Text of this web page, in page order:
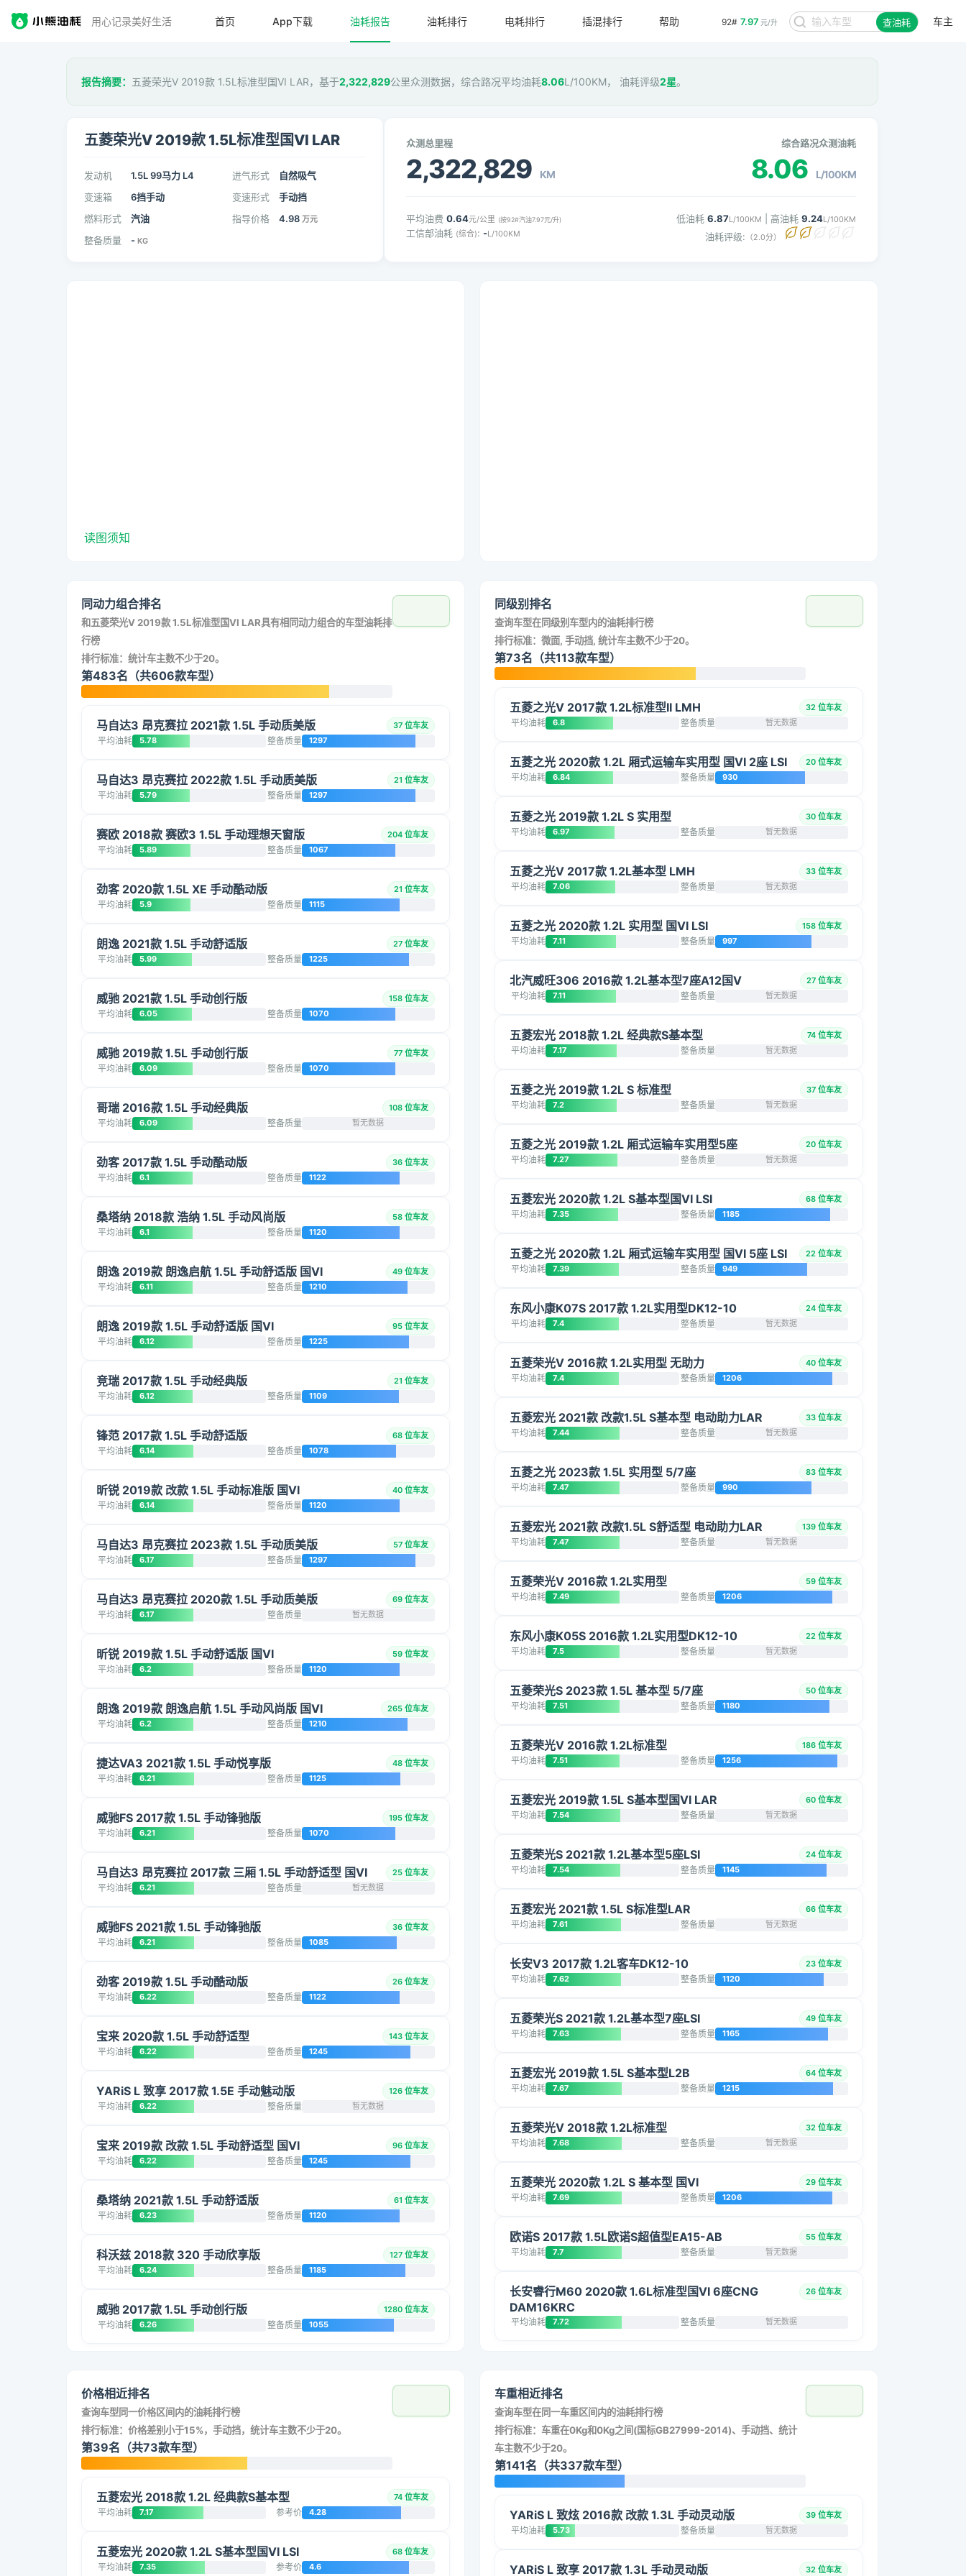
用心记录美好生活 92# 7.97 元/升 查油耗 车主
首页 App下载 油耗报告 油耗排行 电耗排行 插混排行 帮助
报告摘要： 五菱荣光V 2019款 1.5L标准型国VI LAR，基于2,322,829公里众测数据，综合路况平均油耗8.06L/100KM， 油耗评级2星。
五菱荣光V 2019款 1.5L标准型国VI LAR
发动机 1.5L 99马力 L4 进气形式
自然吸气
变速箱
6挡手动 变速形式
手动挡
燃料形式
汽油 指导价格 4.98 万元
整备质量 - KG
众测总里程
2,322,829 KM
综合路况众测油耗
8.06 L/100KM
平均油费 0.64元/公里 (按92#汽油7.97元/升)
工信部油耗 (综合): -L/100KM
低油耗 6.87L/100KM | 高油耗 9.24L/100KM
油耗评级: （2.0分）
读图须知
同动力组合排名
和五菱荣光V 2019款 1.5L标准型国VI LAR具有相同动力组合的车型油耗排
行榜
排行标准：统计车主数不少于20。
第483名（共606款车型）
马自达3 昂克赛拉 2021款 1.5L 手动质美版 37 位车友
平均油耗 5.78 整备质量 1297
马自达3 昂克赛拉 2022款 1.5L 手动质美版 21 位车友
平均油耗 5.79 整备质量 1297
赛欧 2018款 赛欧3 1.5L 手动理想天窗版 204 位车友
平均油耗 5.89 整备质量 1067
劲客 2020款 1.5L XE 手动酷动版 21 位车友
平均油耗 5.9 整备质量 1115
朗逸 2021款 1.5L 手动舒适版 27 位车友
平均油耗 5.99 整备质量 1225
威驰 2021款 1.5L 手动创行版 158 位车友
平均油耗 6.05 整备质量 1070
威驰 2019款 1.5L 手动创行版 77 位车友
平均油耗 6.09 整备质量 1070
哥瑞 2016款 1.5L 手动经典版 108 位车友
平均油耗 6.09 整备质量 暂无数据
劲客 2017款 1.5L 手动酷动版 36 位车友
平均油耗 6.1 整备质量 1122
桑塔纳 2018款 浩纳 1.5L 手动风尚版 58 位车友
平均油耗 6.1 整备质量 1120
朗逸 2019款 朗逸启航 1.5L 手动舒适版 国VI 49 位车友
平均油耗 6.11 整备质量 1210
朗逸 2019款 1.5L 手动舒适版 国VI 95 位车友
平均油耗 6.12 整备质量 1225
竞瑞 2017款 1.5L 手动经典版 21 位车友
平均油耗 6.12 整备质量 1109
锋范 2017款 1.5L 手动舒适版 68 位车友
平均油耗 6.14 整备质量 1078
昕锐 2019款 改款 1.5L 手动标准版 国VI 40 位车友
平均油耗 6.14 整备质量 1120
马自达3 昂克赛拉 2023款 1.5L 手动质美版 57 位车友
平均油耗 6.17 整备质量 1297
马自达3 昂克赛拉 2020款 1.5L 手动质美版 69 位车友
平均油耗 6.17 整备质量 暂无数据
昕锐 2019款 1.5L 手动舒适版 国VI 59 位车友
平均油耗 6.2 整备质量 1120
朗逸 2019款 朗逸启航 1.5L 手动风尚版 国VI 265 位车友
平均油耗 6.2 整备质量 1210
捷达VA3 2021款 1.5L 手动悦享版 48 位车友
平均油耗 6.21 整备质量 1125
威驰FS 2017款 1.5L 手动锋驰版 195 位车友
平均油耗 6.21 整备质量 1070
马自达3 昂克赛拉 2017款 三厢 1.5L 手动舒适型 国VI 25 位车友
平均油耗 6.21 整备质量 暂无数据
威驰FS 2021款 1.5L 手动锋驰版 36 位车友
平均油耗 6.21 整备质量 1085
劲客 2019款 1.5L 手动酷动版 26 位车友
平均油耗 6.22 整备质量 1122
宝来 2020款 1.5L 手动舒适型 143 位车友
平均油耗 6.22 整备质量 1245
YARiS L 致享 2017款 1.5E 手动魅动版 126 位车友
平均油耗 6.22 整备质量 暂无数据
宝来 2019款 改款 1.5L 手动舒适型 国VI 96 位车友
平均油耗 6.22 整备质量 1245
桑塔纳 2021款 1.5L 手动舒适版 61 位车友
平均油耗 6.23 整备质量 1120
科沃兹 2018款 320 手动欣享版 127 位车友
平均油耗 6.24 整备质量 1185
威驰 2017款 1.5L 手动创行版 1280 位车友
平均油耗 6.26 整备质量 1055
同级别排名
查询车型在同级别车型内的油耗排行榜
排行标准：微面, 手动挡, 统计车主数不少于20。
第73名（共113款车型）
五菱之光V 2017款 1.2L标准型II LMH 32 位车友
平均油耗 6.8 整备质量 暂无数据
五菱之光 2020款 1.2L 厢式运输车实用型 国VI 2座 LSI 20 位车友
平均油耗 6.84 整备质量 930
五菱之光 2019款 1.2L S 实用型 30 位车友
平均油耗 6.97 整备质量 暂无数据
五菱之光V 2017款 1.2L基本型 LMH 33 位车友
平均油耗 7.06 整备质量 暂无数据
五菱之光 2020款 1.2L 实用型 国VI LSI 158 位车友
平均油耗 7.11 整备质量 997
北汽威旺306 2016款 1.2L基本型7座A12国V 27 位车友
平均油耗 7.11 整备质量 暂无数据
五菱宏光 2018款 1.2L 经典款S基本型 74 位车友
平均油耗 7.17 整备质量 暂无数据
五菱之光 2019款 1.2L S 标准型 37 位车友
平均油耗 7.2 整备质量 暂无数据
五菱之光 2019款 1.2L 厢式运输车实用型5座 20 位车友
平均油耗 7.27 整备质量 暂无数据
五菱宏光 2020款 1.2L S基本型国VI LSI 68 位车友
平均油耗 7.35 整备质量 1185
五菱之光 2020款 1.2L 厢式运输车实用型 国VI 5座 LSI 22 位车友
平均油耗 7.39 整备质量 949
东风小康K07S 2017款 1.2L实用型DK12-10 24 位车友
平均油耗 7.4 整备质量 暂无数据
五菱荣光V 2016款 1.2L实用型 无助力 40 位车友
平均油耗 7.4 整备质量 1206
五菱宏光 2021款 改款1.5L S基本型 电动助力LAR 33 位车友
平均油耗 7.44 整备质量 暂无数据
五菱之光 2023款 1.5L 实用型 5/7座 83 位车友
平均油耗 7.47 整备质量 990
五菱宏光 2021款 改款1.5L S舒适型 电动助力LAR 139 位车友
平均油耗 7.47 整备质量 暂无数据
五菱荣光V 2016款 1.2L实用型 59 位车友
平均油耗 7.49 整备质量 1206
东风小康K05S 2016款 1.2L实用型DK12-10 22 位车友
平均油耗 7.5 整备质量 暂无数据
五菱荣光S 2023款 1.5L 基本型 5/7座 50 位车友
平均油耗 7.51 整备质量 1180
五菱荣光V 2016款 1.2L标准型 186 位车友
平均油耗 7.51 整备质量 1256
五菱宏光 2019款 1.5L S基本型国VI LAR 60 位车友
平均油耗 7.54 整备质量 暂无数据
五菱荣光S 2021款 1.2L基本型5座LSI 24 位车友
平均油耗 7.54 整备质量 1145
五菱宏光 2021款 1.5L S标准型LAR 66 位车友
平均油耗 7.61 整备质量 暂无数据
长安V3 2017款 1.2L客车DK12-10 23 位车友
平均油耗 7.62 整备质量 1120
五菱荣光S 2021款 1.2L基本型7座LSI 49 位车友
平均油耗 7.63 整备质量 1165
五菱宏光 2019款 1.5L S基本型L2B 64 位车友
平均油耗 7.67 整备质量 1215
五菱荣光V 2018款 1.2L标准型 32 位车友
平均油耗 7.68 整备质量 暂无数据
五菱荣光 2020款 1.2L S 基本型 国VI 29 位车友
平均油耗 7.69 整备质量 1206
欧诺S 2017款 1.5L欧诺S超值型EA15-AB 55 位车友
平均油耗 7.7 整备质量 暂无数据
长安睿行M60 2020款 1.6L标准型国VI 6座CNG
DAM16KRC
26 位车友
平均油耗 7.72 整备质量 暂无数据
价格相近排名
查询车型同一价格区间内的油耗排行榜
排行标准：价格差别小于15%，手动挡，统计车主数不少于20。
第39名（共73款车型）
五菱宏光 2018款 1.2L 经典款S基本型 74 位车友
平均油耗 7.17 参考价 4.28
五菱宏光 2020款 1.2L S基本型国VI LSI 68 位车友
平均油耗 7.35 参考价 4.6
车重相近排名
查询车型在同一车重区间内的油耗排行榜
排行标准：车重在0Kg和0Kg之间(国标GB27999-2014)、手动挡、统计
车主数不少于20。
第141名（共337款车型）
YARiS L 致炫 2016款 改款 1.3L 手动灵动版 39 位车友
平均油耗 5.73 整备质量 暂无数据
YARiS L 致享 2017款 1.3L 手动灵动版 32 位车友